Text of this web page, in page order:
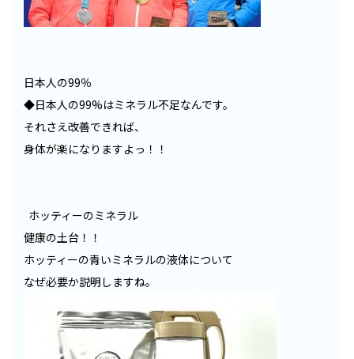
日本人の99％
◆日本人の99%はミネラル不足なんです。
それさえ改善できれば、
身体が楽になりますよっ！！
ホッティーのミネラル
健康の土台！！
ホッティーの青いミネラルの液体について
なぜ必要か説明しますね。